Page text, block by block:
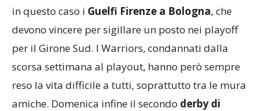
in questo caso i Guelfi Firenze a Bologna, che
devono vincere per sigillare un posto nei playoff
per il Girone Sud. I Warriors, condannati dalla
scorsa settimana al playout, hanno però sempre
reso la vita difficile a tutti, soprattutto tra le mura
amiche. Domenica infine il secondo derby di